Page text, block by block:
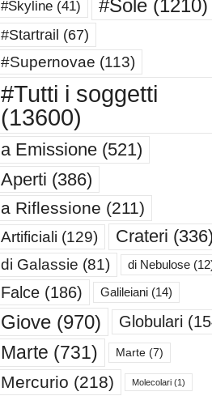
#Skyline(41) #Sole(1210)
#Startrail (67)
#Supernovae (113)
#Tutti i soggetti
(13600)
a Emissione(521)
Aperti (386)
a Riflessione (211)
Artificiali (129) Crateri (336)
di Galassie (81) di Nebulose
Falce(186) Galileiani(14)
Giove(970) Globulari
Marte (731) Marte(7)
Mercurio (218) Molecolari(1)